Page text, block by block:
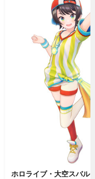
ホロライブ・大空スバル